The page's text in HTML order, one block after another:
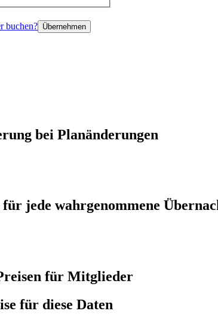
buchen? Übernehmen
bei Planänderungen
jede wahrgenommene
für Mitglieder
für diese Daten